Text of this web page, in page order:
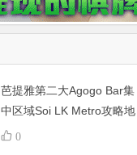
芭提雅第二大Agogo Bar集
中区域Soi LK Metro攻略地
图 0